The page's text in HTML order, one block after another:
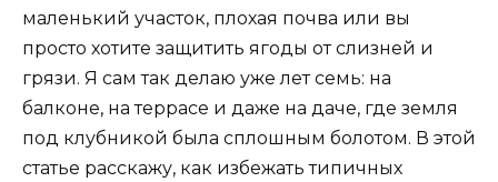
маленький участок, плохая почва или вы
просто хотите защитить ягоды от слизней и
грязи. Я сам так делаю уже лет семь: на
балконе, на террасе и даже на даче, где земля
под клубникой была сплошным болотом. В этой
статье расскажу, как избежать типичных